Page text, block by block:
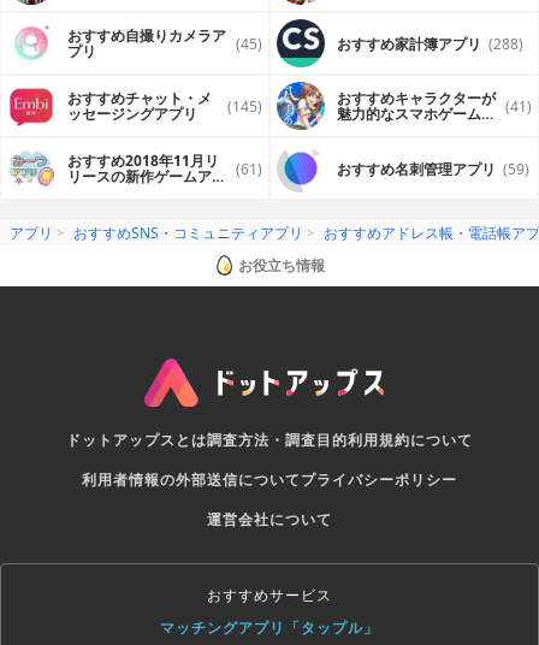
おすすめ自撮りカメラア
プリ (45) おすすめ家計簿アプリ (288)
おすすめチャット・メ
ッセージングアプリ (145) おすすめキャラクターが
魅力的なスマホゲームア (41)
おすすめ2018年11月リ
リースの新作ゲームアプ (61) おすすめ名刺管理アプリ (59)
アプリ おすすめSNS・コミュニティアプリ
おすすめアドレス帳・電話帳ア
お役立ち情報
ドットアップスとは調査方法・調査目的利用規約について
利用者情報の外部送信についてプライバシーポリシー
運営会社について
おすすめサービス
マッチングアプリ「タップル」